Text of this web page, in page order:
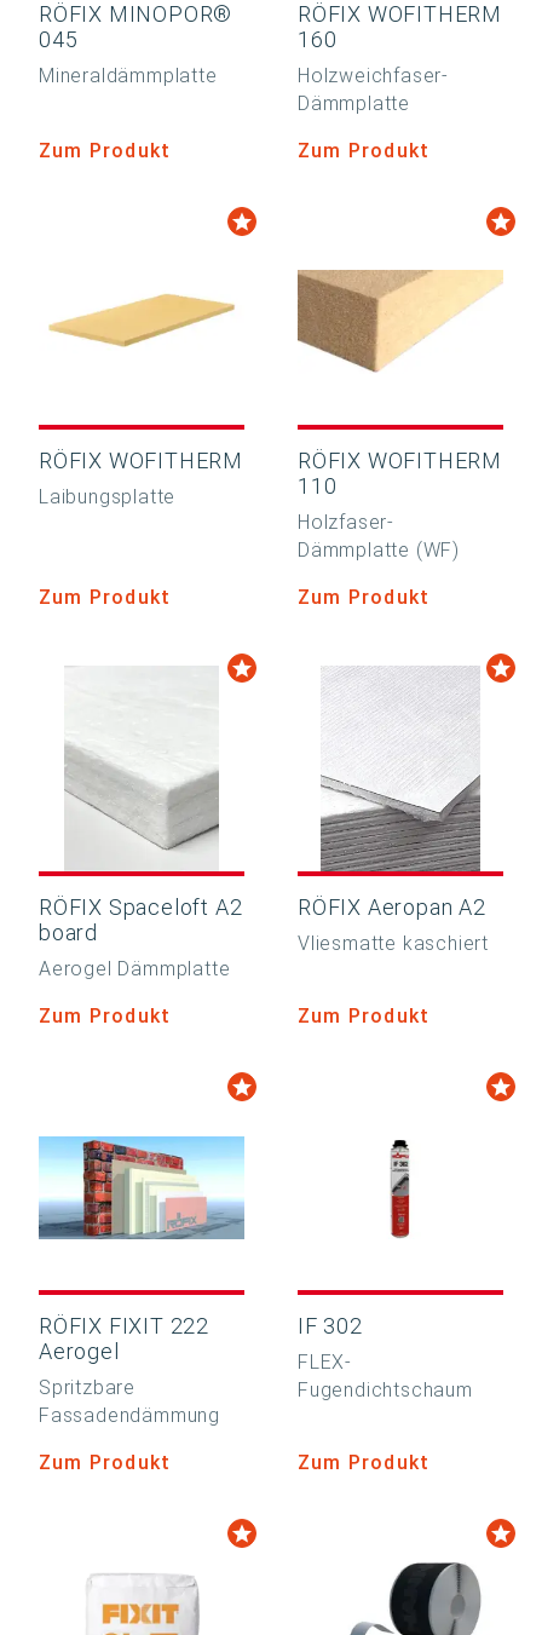
RÖFIX MINOPOR®
045
Mineraldämmplatte
Zum Produkt
RÖFIX WOFITHERM
160
Holzweichfaser-
Dämmplatte
Zum Produkt
RÖFIX WOFITHERM
Laibungsplatte
Zum Produkt
RÖFIX WOFITHERM
110
Holzfaser-
Dämmplatte (WF)
Zum Produkt
RÖFIX Spaceloft A2
board
Aerogel Dämmplatte
Zum Produkt
RÖFIX Aeropan A2
Vliesmatte kaschiert
Zum Produkt
RÖFIX FIXIT 222
Aerogel
Spritzbare
Fassadendämmung
Zum Produkt
IF 302
FLEX-
Fugendichtschaum
Zum Produkt